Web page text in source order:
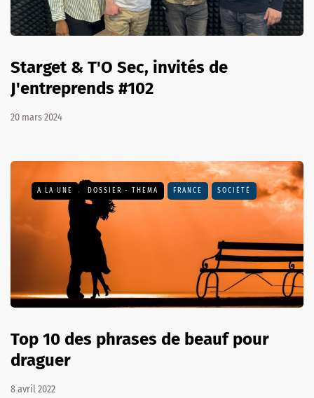
Starget & T'O Sec, invités de
J'entreprends #102
20 mars 2024
A LA UNE DOSSIER - THEMA FRANCE SOCIÉTÉ
Top 10 des phrases de beauf pour
draguer
8 avril 2022